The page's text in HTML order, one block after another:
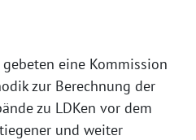
eine Kommission
zur Berechnung der
zu LDKen vor dem
und weiter